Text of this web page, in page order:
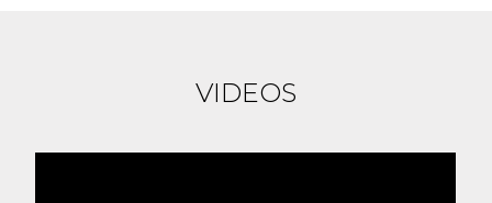
VIDEOS